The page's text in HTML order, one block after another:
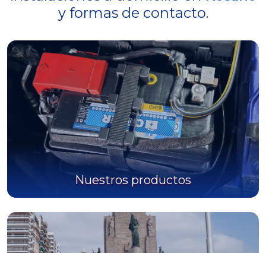
y formas de contacto.
Nuestros productos